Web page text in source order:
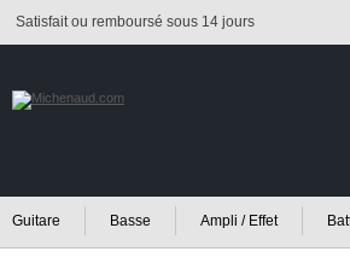
Satisfait ou remboursé sous 14 jours
Guitare Basse Ampli / Effet